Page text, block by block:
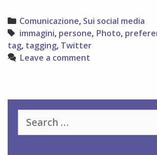
Categories
Comunicazione, Sui social media
Tags
immagini, persone, Photo,
tag, tagging, Twitter
Leave a comment
for: